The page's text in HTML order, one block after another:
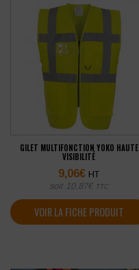
GILET MULTIFONCTION YOKO HAUTE
VISIBILITÉ
9,06€ HT
soit 10,87€ TTC
VOIR LA FICHE PRODUIT